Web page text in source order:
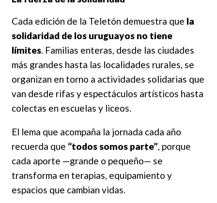
Cada edición de la Teletón demuestra que la
solidaridad de los uruguayos no tiene
límites. Familias enteras, desde las ciudades
más grandes hasta las localidades rurales, se
organizan en torno a actividades solidarias que
van desde rifas y espectáculos artísticos hasta
colectas en escuelas y liceos.
El lema que acompaña la jornada cada año
recuerda que “todos somos parte”, porque
cada aporte —grande o pequeño— se
transforma en terapias, equipamiento y
espacios que cambian vidas.